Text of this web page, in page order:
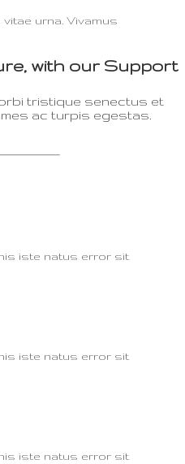
urna. Vivamus
with our Support
tristique senectus et
ac turpis egestas.
iste natus error sit
iste natus error sit
iste natus error sit